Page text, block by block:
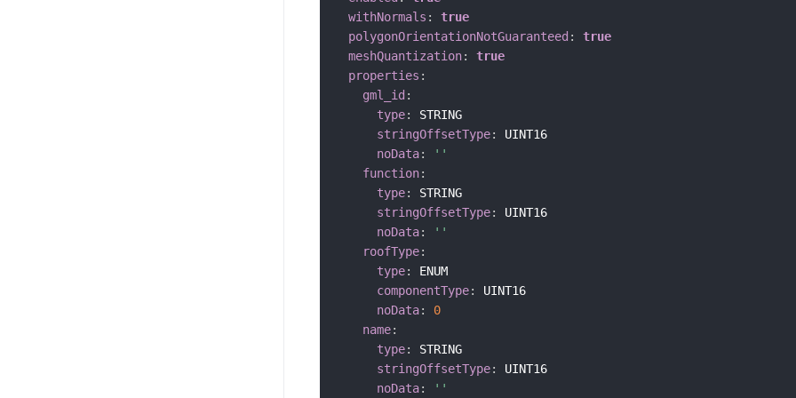
withNormals :
true
polygonOrientationNotGuaranteed :
true
meshQuantization:
true
properties :
gml_id :
type:
STRING
stringOffsetType:
UINT16
noData:
''
function:
type:
STRING
stringOffsetType:
UINT16
noData:
''
roofType:
type:
ENUM
componentType:
UINT16
noData:
0
name:
type:
STRING
stringOffsetType:
UINT16
noData: ''